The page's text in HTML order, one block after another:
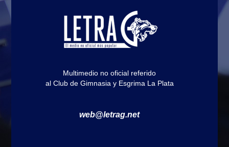
Multimedio no oficial referido
al Club de Gimnasia y Esgrima La Plata
web@letrag.net